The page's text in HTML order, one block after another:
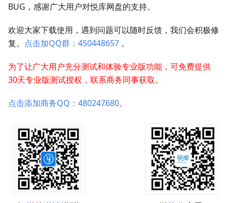
BUG，感谢广大用户对悦库网盘的支持。
欢迎大家下载使用，遇到问题可以随时反馈，我们会积极修
复。 点击加QQ群：450448657 。
为了让广大用户充分测试和体验专业版功能，可免费提供
30天专业版测试授权，联系商务同事获取。
点击添加商务QQ：480247680。